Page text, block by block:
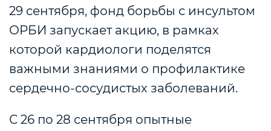
29 сентября, фонд борьбы с инсультом
ОРБИ запускает акцию, в рамках
которой кардиологи поделятся
важными знаниями о профилактике
сердечно-сосудистых заболеваний.
С 26 по 28 сентября опытные